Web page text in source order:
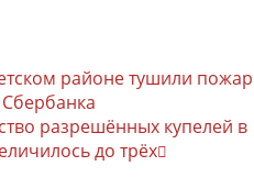
районе тушили пожар
Сбербанка
разрешённых купелей в
до трёх